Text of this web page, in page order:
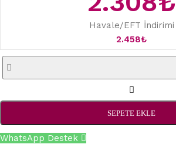
Havale/EFT İndirimi
2.458₺
SEPETE EKLE
WhatsApp Destek